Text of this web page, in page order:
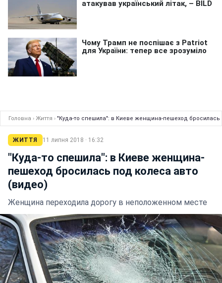
Головна › Життя › "Куда-то спешила": в Киеве женщина-пешеход бросилась
ЖИТТЯ 11 липня 2018 · 16:32
"Куда-то спешила": в Киеве женщина-
пешеход бросилась под колеса авто
(видео)
Женщина переходила дорогу в неположенном месте